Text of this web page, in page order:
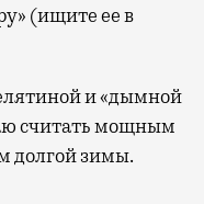
(ищите ее в
и «дымной
считать мощным
долгой зимы.